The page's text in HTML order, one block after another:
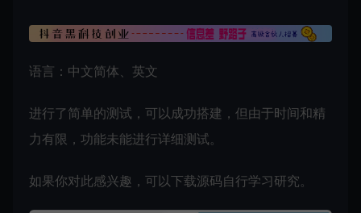
语言：中文简体、英文
进行了简单的测试，可以成功搭建，但由于时间和精
力有限，功能未能进行详细测试。
如果你对此感兴趣，可以下载源码自行学习研究。